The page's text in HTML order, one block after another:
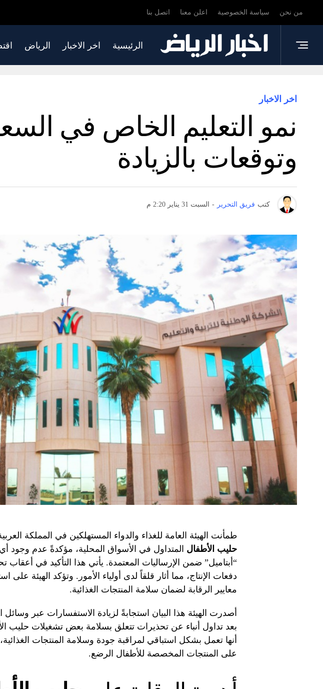
من نحن سياسة الخصوصية اعلن معنا اتصل بنا
الرئيسية اخر الاخبار الرياض
اخر الاخبار
وتوقعات بالزيادة
كتب فريق التحرير - السبت 31 يناير 2:20 م
طمأنت الهيئة العامة للغذاء والدواء المستهلكين في المملكة
حليب الأطفال المتداول في الأسواق المحلية، مؤكدةً عدم وجود
“أبتاميل” ضمن الإرساليات المعتمدة. يأتي هذا التأكيد في
دفعات الإنتاج، مما أثار قلقاً لدى أولياء الأمور. وتؤكد الهيئة
معايير الرقابة لضمان سلامة المنتجات الغذائية.
أصدرت الهيئة هذا البيان استجابةً لزيادة الاستفسارات عبر
بعد تداول أنباء عن تحذيرات تتعلق بسلامة بعض تشغيلات حليب
أنها تعمل بشكل استباقي لمراقبة جودة وسلامة المنتجات
على المنتجات المخصصة للأطفال الرضع.